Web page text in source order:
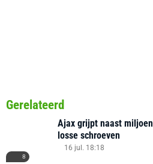
Gerelateerd
8
Ajax grijpt naast
losse schroeven
16 jul. 18:18